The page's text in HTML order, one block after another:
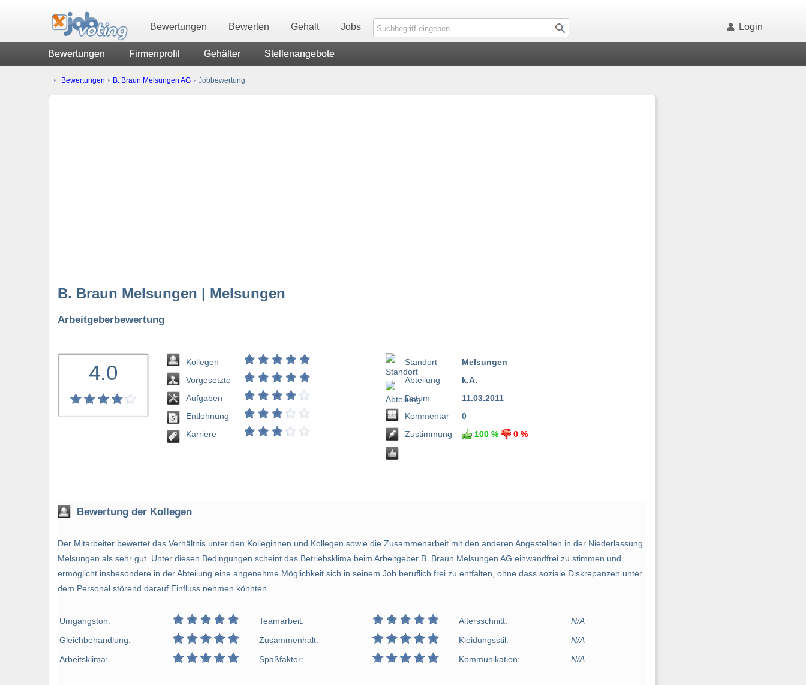
Bewertungen Bewerten Gehalt Jobs Login
Bewertungen Firmenprofil Gehälter Stellenangebote
Bewertungen B. Braun Melsungen AG Jobbewertung
B. Braun Melsungen | Melsungen
Arbeitgeberbewertung
4.0
Kollegen
Vorgesetzte
Aufgaben
Entlohnung
Karriere
Standort
Abteilung
Datum
Kommentar
Zustimmung
Melsungen
k.A.
11.03.2011
0
100 %
0 %
Bewertung der Kollegen
Der Mitarbeiter bewertet das Verhältnis unter den Kolleginnen und Kollegen sowie die Zusammenarbeit mit den anderen Angestellten in der Niederlassung
Melsungen als sehr gut. Unter diesen Bedingungen scheint das Betriebsklima beim Arbeitgeber B. Braun Melsungen AG einwandfrei zu stimmen und
ermöglicht insbesondere in der Abteilung eine angenehme Möglichkeit sich in seinem Job beruflich frei zu entfalten, ohne dass soziale Diskrepanzen unter
dem Personal störend darauf Einfluss nehmen könnten.
Umgangston: Teamarbeit: Altersschnitt:
N/A
Gleichbehandlung:
Zusammenhalt: Kleidungsstil:
N/A
Arbeitsklima:
Spaßfaktor: Kommunikation: N/A